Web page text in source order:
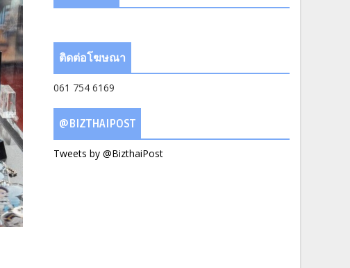
ติดต่อโฆษณา
061 754 6169
@BIZTHAIPOST
Tweets by @BizthaiPost